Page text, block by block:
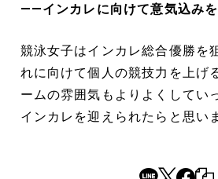
――インカレに向けて意気込み
競泳女子はインカレ総合優勝を
れに向けて個人の競技力を上げ
ームの雰囲気もよりよくしてい
インカレを迎えられたらと思い